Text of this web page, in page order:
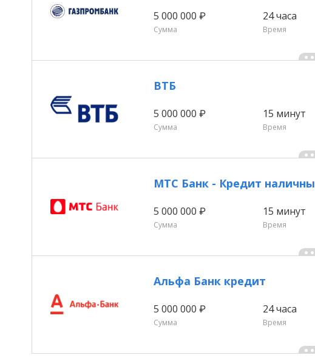
5 000 000 ₽
Сумма
24 часа
Время
ВТБ
5 000 000 ₽
Сумма
15 минут
Время
МТС Банк - Кредит
5 000 000 ₽
Сумма
15 минут
Время
Альфа Банк кредит
5 000 000 ₽
Сумма
24 часа
Время